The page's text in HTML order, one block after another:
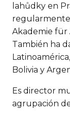
lahůdky en
regularmente
Akademie für
También ha
Bolivia y
Es director
agrupación